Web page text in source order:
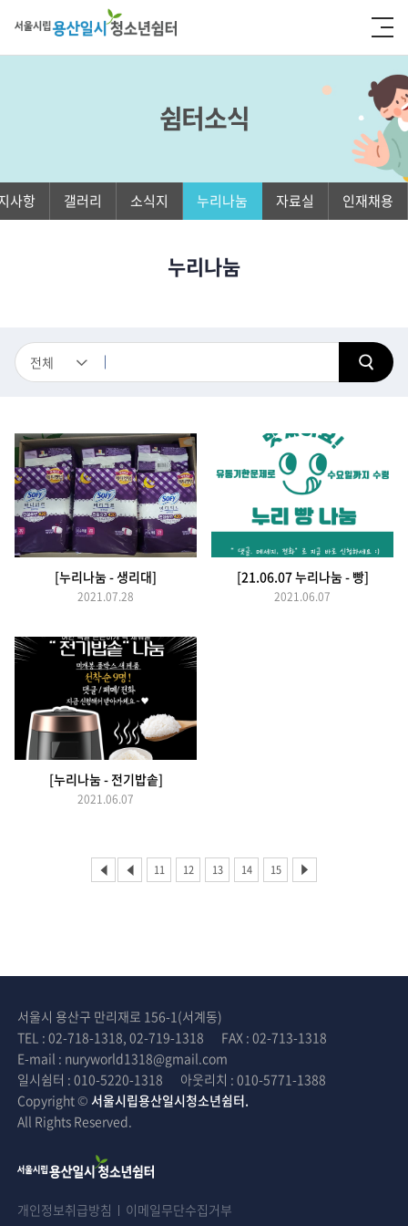
쉼터소식
사항 갤러리 소식지 누리나눔 자료실 인재채용
누리나눔
전체
[누리나눔 - 생리대]
2021.07.28
[21.06.07 누리나눔 - 빵]
2021.06.07
[누리나눔 - 전기밥솥]
2021.06.07
11 12 13 14 15
서울시 용산구 만리재로 156-1(서계동)
TEL : 02-718-1318, 02-719-1318
FAX : 02-713-1318
E-mail : nuryworld1318@gmail.com
일시쉼터 : 010-5220-1318
아웃리치 : 010-5771-1388
Copyright © 서울시립용산일시청소년쉼터.
All Rights Reserved.
개인정보취급방침 이메일무단수집거부